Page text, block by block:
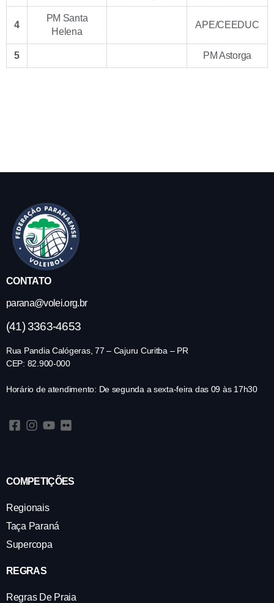
4
PM Santa
Helena
APE/CEEDUC
5 PM Astorga
CONTATO
parana@volei.org.br
(41) 3363-4653
Rua Pandia Calógeras, 77 – Cajuru Curitba – PR
CEP: 82.900-000
Horário de atendimento: De segunda a sexta-feira das 09 às 17h30
COMPETIÇÕES
Regionais
Taça Paraná
Supercopa
REGRAS
Regras De Praia